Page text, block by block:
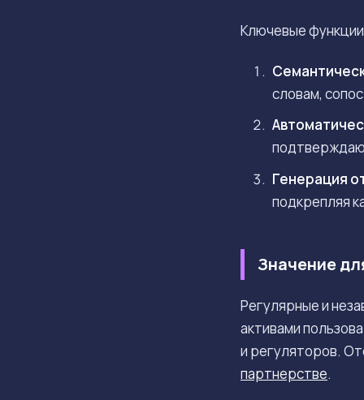
Ключевые
словам,
Генерация
подкрепляя
Значение
Регулярные и
активами
и регуляторов.
партнерстве.